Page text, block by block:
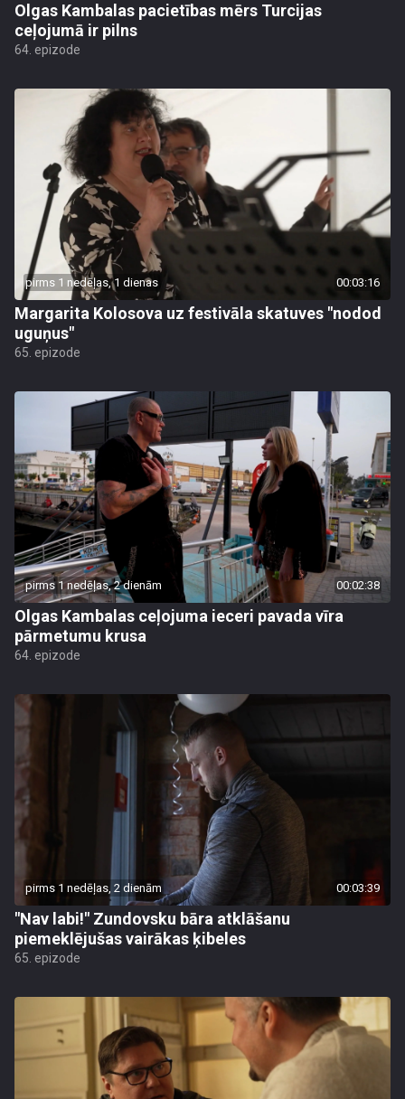
Olgas Kambalas pacietības mērs Turcijas
ceļojumā ir pilns
64. epizode
pirms 1 nedēļas, 1 dienas 00:03:16
Margarita Kolosova uz festivāla skatuves "nodod
uguņus"
65. epizode
pirms 1 nedēļas, 2 dienām 00:02:38
Olgas Kambalas ceļojuma ieceri pavada vīra
pārmetumu krusa
64. epizode
pirms 1 nedēļas, 2 dienām 00:03:39
"Nav labi!" Zundovsku bāra atklāšanu
piemeklējušas vairākas ķibeles
65. epizode